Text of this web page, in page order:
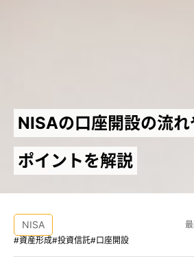
NISAの口座開設の流
ポイントを解説
NISA
#資産形成#投資信託#口座開設